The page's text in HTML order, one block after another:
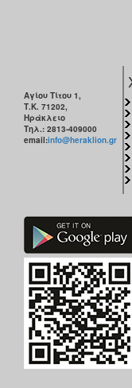
Αγίου Τίτου 1,
Τ.Κ. 71202,
Ηράκλειο
Τηλ.: 2813-409000
email:info@heraklion.gr